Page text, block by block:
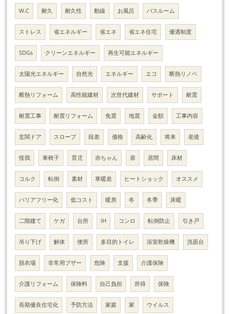
W.C 耐久 耐久性 動線 お風呂 バスルーム
ストレス 省エネルギー 省エネ 省エネ住宅 優遇制度
SDGs クリーンエネルギー 再生可能エネルギー
太陽光エネルギー 自然光 エネルギー エコ 断熱リノベ
断熱リフォーム 高性能建材 次世代建材 サポート 耐震
耐震工事 耐震リフォーム 免震 地震 金額 工事内容
玄関ドア スロープ 段差 価格 高齢化 将来 老後
怪我 車椅子 育児 赤ちゃん 扉 居間 床材
コルク 転倒 素材 寒暖差 ヒートショック オススメ
バリアフリー化 低コスト 暖房 冬 冬季 床暖
二階建て ケガ 台所 IH コンロ 転倒防止 引き戸
吊り下げ 解体 便所 多目的トイレ 浴室乾燥機 洗面台
脱衣場 非常用ブザー 危険 支援 介護保険
介護リフォーム 保険料 自己負担 所得 保険
長期優良住宅化 予防方法 家庭 家 ウイルス